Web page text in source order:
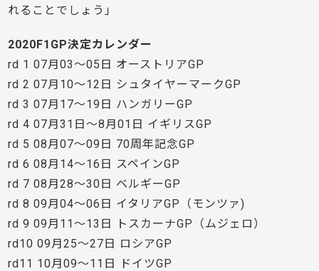
れることでしょう」
2020F1GP決定カレンダー
rd 1 07月03〜05日 オーストリアGP
rd 2 07月10〜12日 シュタイヤーマークGP
rd 3 07月17〜19日 ハンガリーGP
rd 4 07月31日〜8月01日 イギリスGP
rd 5 08月07〜09日 70周年記念GP
rd 6 08月14〜16日 スペインGP
rd 7 08月28〜30日 ベルギーGP
rd 8 09月04〜06日 イタリアGP（モンツァ)
rd 9 09月11〜13日 トスカーナGP（ムジェロ）
rd10 09月25〜27日 ロシアGP
rd11 10月09〜11日 ドイツGP